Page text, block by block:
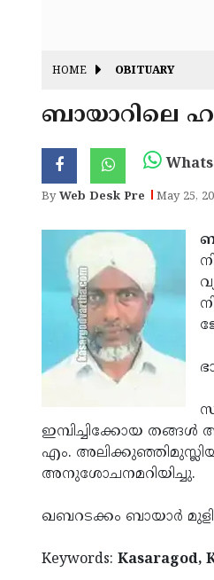
HOME OBITUARY
ബായാറിലെ
ByWeb Desk Pre May 25,
ഇമ്പിച്ചിക്കോയ തങ്ങള്‍
എം.
അനുശോചനമറിയിച്ചു.
ഖബറടക്കം ബായാര്‍
Keywords: Kasaragod,